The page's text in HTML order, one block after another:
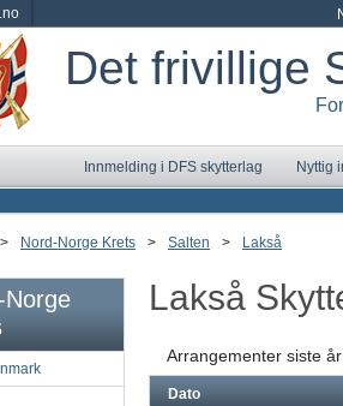
Det frivillige
Innmelding i DFS skytterlag Nyttig
> Nord-Norge Krets > Salten > Lakså
Norge
Lakså
Arrangementer siste år
Dato